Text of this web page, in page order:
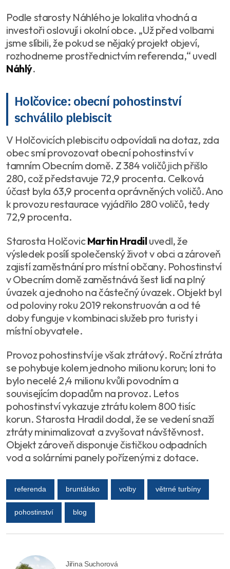
Podle starosty Náhlého je lokalita vhodná a
investoři oslovují i okolní obce. „Už před volbami
jsme slíbili, že pokud se nějaký projekt objeví,
rozhodneme prostřednictvím referenda,“ uvedl
Náhlý.
Holčovice: obecní pohostinství
schválilo plebiscit
V Holčovicích plebiscitu odpovídali na dotaz, zda
obec smí provozovat obecní pohostinství v
tamním Obecním domě. Z 384 voličů jich přišlo
280, což představuje 72,9 procenta. Celková
účast byla 63,9 procenta oprávněných voličů. Ano
k provozu restaurace vyjádřilo 280 voličů, tedy
72,9 procenta.
Starosta HolčovicMartin Hradiluvedl, že
výsledek posílí společenský život v obci a zároveň
zajistí zaměstnání pro místní občany. Pohostinství
v Obecním domě zaměstnává šest lidí na plný
úvazek a jednoho na částečný úvazek. Objekt byl
od poloviny roku 2019 rekonstruován a od té
doby funguje v kombinaci služeb pro turisty i
místní obyvatele.
Provoz pohostinství je však ztrátový. Roční ztráta
se pohybuje kolem jednoho milionu korun; loni to
bylo necelé 2,4 milionu kvůli povodním a
souvisejícím dopadům na provoz. Letos
pohostinství vykazuje ztrátu kolem 800 tisíc
korun. Starosta Hradil dodal, že se vedení snaží
ztráty minimalizovat a zvyšovat návštěvnost.
Objekt zároveň disponuje čističkou odpadních
vod a solárními panely pořízenými z dotace.
referenda bruntálsko volby větrné turbíny
pohostinství blog
Jiřina Suchorová